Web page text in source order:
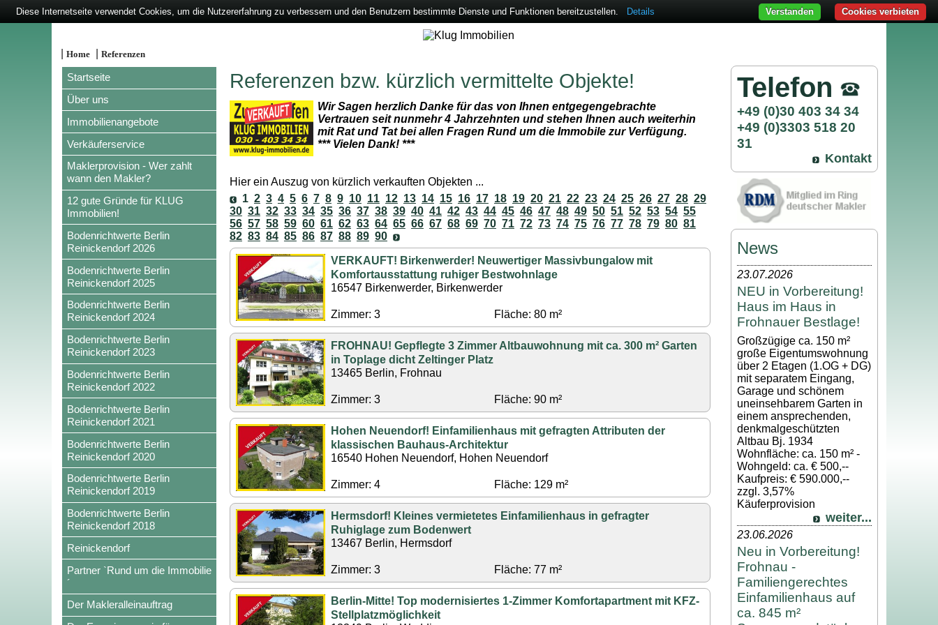
|Home |Referenzen
Startseite
Über uns
Immobilienangebote
Verkäuferservice
Maklerprovision - Wer zahlt
wann den Makler?
12 gute Gründe für KLUG
Immobilien!
Bodenrichtwerte Berlin
Reinickendorf 2026
Bodenrichtwerte Berlin
Reinickendorf 2025
Bodenrichtwerte Berlin
Reinickendorf 2024
Bodenrichtwerte Berlin
Reinickendorf 2023
Bodenrichtwerte Berlin
Reinickendorf 2022
Bodenrichtwerte Berlin
Reinickendorf 2021
Bodenrichtwerte Berlin
Reinickendorf 2020
Bodenrichtwerte Berlin
Reinickendorf 2019
Bodenrichtwerte Berlin
Reinickendorf 2018
Reinickendorf
Partner `Rund um die Immobilie
´
Der Makleralleinauftrag
Referenzen bzw. kürzlich vermittelte Objekte!
Wir Sagen herzlich Danke für das von Ihnen entgegengebrachte
Vertrauen seit nunmehr 4 Jahrzehnten und stehen Ihnen auch weiterhin
mit Rat und Tat bei allen Fragen Rund um die Immobile zur Verfügung.
*** Vielen Dank! ***
Hier ein Auszug von kürzlich verkauften Objekten ...
1 2 3 4 5 6 7 8 9 10 11 12 13 14 15 16 17 18 19 20 21 22 23 24 25 26 27 28 29
30 31 32 33 34 35 36 37 38 39 40 41 42 43 44 45 46 47 48 49 50 51 52 53 54 55
56 57 58 59 60 61 62 63 64 65 66 67 68 69 70 71 72 73 74 75 76 77 78 79 80 81
82 83 84 85 86 87 88 89 90
VERKAUFT! Birkenwerder! Neuwertiger Massivbungalow mit
Komfortausstattung ruhiger Bestwohnlage
16547 Birkenwerder, Birkenwerder
Zimmer: 3 Fläche: 80 m²
FROHNAU! Gepflegte 3 Zimmer Altbauwohnung mit ca. 300 m² Garten
in Toplage dicht Zeltinger Platz
13465 Berlin, Frohnau
Zimmer: 3 Fläche: 90 m²
Hohen Neuendorf! Einfamilienhaus mit gefragten Attributen der
klassischen Bauhaus-Architektur
16540 Hohen Neuendorf, Hohen Neuendorf
Zimmer: 4 Fläche: 129 m²
Hermsdorf! Kleines vermietetes Einfamilienhaus in gefragter
Ruhiglage zum Bodenwert
13467 Berlin, Hermsdorf
Zimmer: 3 Fläche: 77 m²
Berlin-Mitte! Top modernisiertes 1-Zimmer Komfortapartment mit KFZ-
Stellplatzmöglichkeit
Telefon
+49 (0)30 403 34 34
+49 (0)3303 518 20
31
Kontakt
News
23.07.2026
NEU in Vorbereitung!
Haus im Haus in
Frohnauer Bestlage!
Großzügige ca. 150 m²
große Eigentumswohnung
über 2 Etagen (1.OG + DG)
mit separatem Eingang,
Garage und schönem
uneinsehbarem Garten in
einem ansprechenden,
denkmalgeschützten
Altbau Bj. 1934
Wohnfläche: ca. 150 m² -
Wohngeld: ca. € 500,--
Kaufpreis: € 590.000,--
zzgl. 3,57%
Käuferprovision
weiter...
23.06.2026
Neu in Vorbereitung!
Frohnau -
Familiengerechtes
Einfamilienhaus auf
ca. 845 m²
Diese Internetseite verwendet Cookies, um die Nutzererfahrung zu verbessern und den Benutzern bestimmte Dienste und Funktionen bereitzustellen. Details Cookies verbieten
Verstanden